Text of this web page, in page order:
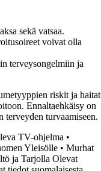
sekä vatsaa.
voivat olla
terveysongelmiin ja
riskit ja haitat
Ennaltaehkäisy on
terveyden turvaamiseen.
TV-ohjelma •
Yleisölle • Murhat
ja Tarjolla Olevat